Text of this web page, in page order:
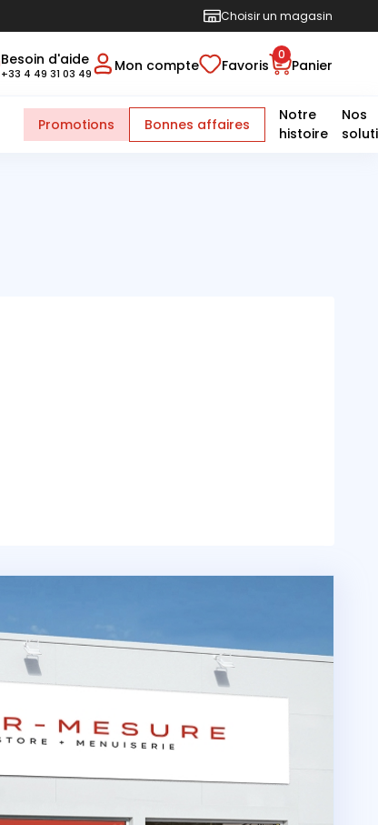
Choisir un magasin
Besoin d'aide
+33 4 49 31 03 49 Mon compte Favoris
0
Panier
Promotions Bonnes affaires
Notre
histoire
Nos